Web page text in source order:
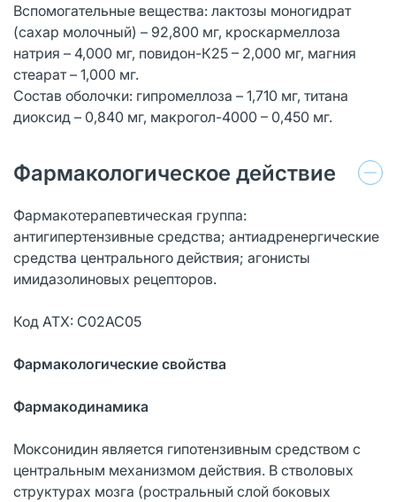
Вспомогательные вещества: лактозы моногидрат
(сахар молочный) – 92,800 мг, кроскармеллоза
натрия – 4,000 мг, повидон-К25 – 2,000 мг, магния
стеарат – 1,000 мг.
Состав оболочки: гипромеллоза – 1,710 мг, титана
диоксид – 0,840 мг, макрогол-4000 – 0,450 мг.
Фармакологическое действие
Фармакотерапевтическая группа:
антигипертензивные средства; антиадренергические
средства центрального действия; агонисты
имидазолиновых рецепторов.
Код АТХ: C02AC05
Фармакологические свойства
Фармакодинамика
Моксонидин является гипотензивным средством с
центральным механизмом действия. В стволовых
структурах мозга (ростральный слой боковых